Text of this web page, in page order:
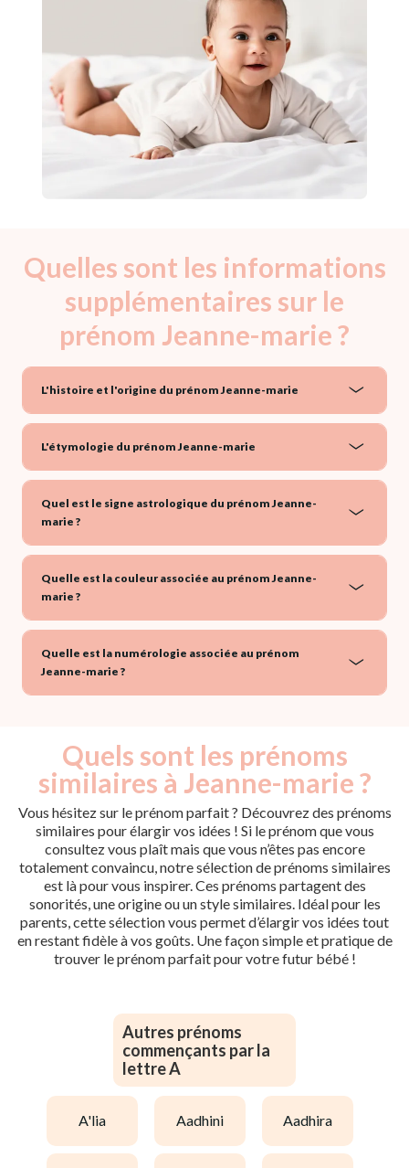
Quelles sont les informations
supplémentaires sur le
prénom Jeanne-marie ?
L'histoire et l'origine du prénom Jeanne-marie
L'étymologie du prénom Jeanne-marie
Quel est le signe astrologique du prénom Jeanne-
marie ?
Quelle est la couleur associée au prénom Jeanne-
marie ?
Quelle est la numérologie associée au prénom
Jeanne-marie ?
Quels sont les prénoms
similaires à Jeanne-marie ?
Vous hésitez sur le prénom parfait ? Découvrez des prénoms
similaires pour élargir vos idées ! Si le prénom que vous
consultez vous plaît mais que vous n’êtes pas encore
totalement convaincu, notre sélection de prénoms similaires
est là pour vous inspirer. Ces prénoms partagent des
sonorités, une origine ou un style similaires. Idéal pour les
parents, cette sélection vous permet d’élargir vos idées tout
en restant fidèle à vos goûts. Une façon simple et pratique de
trouver le prénom parfait pour votre futur bébé !
Autres prénoms
commençants par la
lettre A
a'lia aadhini aadhira